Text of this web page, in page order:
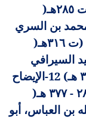
)
بن السري
)
السيرافي
الحسن بن عبد الله بن المرزبان (ت ٣٦٨ هـ) 12-الإيضاح
)
بن العباس، أبو